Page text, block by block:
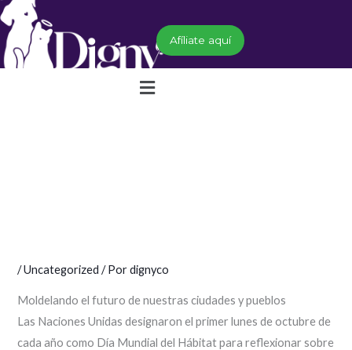
Ir
contenido
Afíliate aquí
Menú
/Uncategorized / Pordignyco
Moldelando el futuro de nuestras ciudades y pueblos
Las Naciones Unidas designaron el primer lunes de octubre de
cada año como Día Mundial del Hábitat para reflexionar sobre